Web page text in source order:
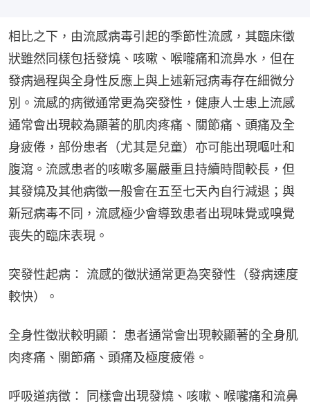
相比之下，由流感病毒引起的季節性流感，其臨床徵
狀雖然同樣包括發燒、咳嗽、喉嚨痛和流鼻水，但在
發病過程與全身性反應上與上述新冠病毒存在細微分
別。流感的病徵通常更為突發性，健康人士患上流感
通常會出現較為顯著的肌肉疼痛、關節痛、頭痛及全
身疲倦，部份患者（尤其是兒童）亦可能出現嘔吐和
腹瀉。流感患者的咳嗽多屬嚴重且持續時間較長，但
其發燒及其他病徵一般會在五至七天內自行減退；與
新冠病毒不同，流感極少會導致患者出現味覺或嗅覺
喪失的臨床表現。
突發性起病： 流感的徵狀通常更為突發性（發病速度
較快）。
全身性徵狀較明顯： 患者通常會出現較顯著的全身肌
肉疼痛、關節痛、頭痛及極度疲倦。
呼吸道病徵： 同樣會出現發燒、咳嗽、喉嚨痛和流鼻